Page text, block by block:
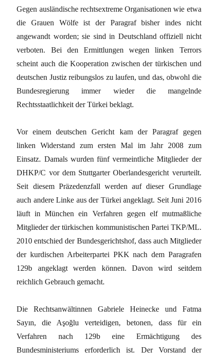
Gegen ausländische rechtsextreme Organisationen wie etwa
die Grauen Wölfe ist der Paragraf bisher indes nicht
angewandt worden; sie sind in Deutschland offiziell nicht
verboten. Bei den Ermittlungen wegen linken Terrors
scheint auch die Kooperation zwischen der türkischen und
deutschen Justiz reibungslos zu laufen, und das, obwohl die
Bundesregierung immer wieder die mangelnde
Rechtsstaatlichkeit der Türkei beklagt.
Vor einem deutschen Gericht kam der Paragraf gegen
linken Widerstand zum ersten Mal im Jahr 2008 zum
Einsatz. Damals wurden fünf vermeintliche Mitglieder der
DHKP/C vor dem Stuttgarter Oberlandesgericht verurteilt.
Seit diesem Präzedenzfall werden auf dieser Grundlage
auch andere Linke aus der Türkei angeklagt. Seit Juni 2016
läuft in München ein Verfahren gegen elf mutmaßliche
Mitglieder der türkischen kommunistischen Partei TKP/ML.
2010 entschied der Bundesgerichtshof, dass auch Mitglieder
der kurdischen Arbeiterpartei PKK nach dem Paragrafen
129b angeklagt werden können. Davon wird seitdem
reichlich Gebrauch gemacht.
Die Rechtsanwältinnen Gabriele Heinecke und Fatma
Sayın, die Aşoğlu verteidigen, betonen, dass für ein
Verfahren nach 129b eine Ermächtigung des
Bundesministeriums erforderlich ist. Der Vorstand der